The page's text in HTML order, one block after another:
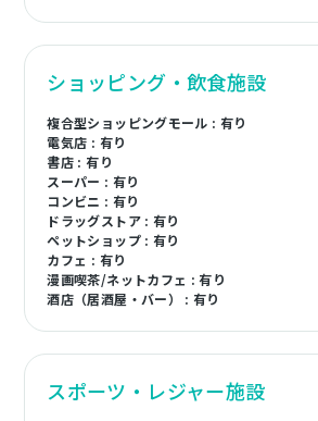
ショッピング・飲食施設
複合型ショッピングモール : 有り
電気店 : 有り
書店 : 有り
スーパー : 有り
コンビニ : 有り
ドラッグストア : 有り
ペットショップ : 有り
カフェ : 有り
漫画喫茶/ネットカフェ : 有り
酒店（居酒屋・バー） : 有り
スポーツ・レジャー施設